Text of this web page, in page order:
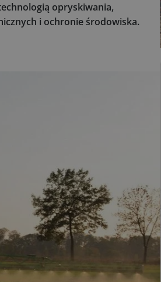
opryskiwania,
i ochronie środowiska.